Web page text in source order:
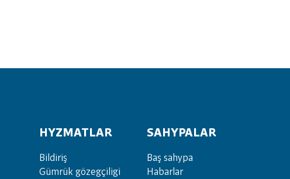
HYZMATLAR
Bil­di­riş
Güm­rük gö­zeg­çi­li­gi
SAHYPALAR
Baş sahypa
Habarlar